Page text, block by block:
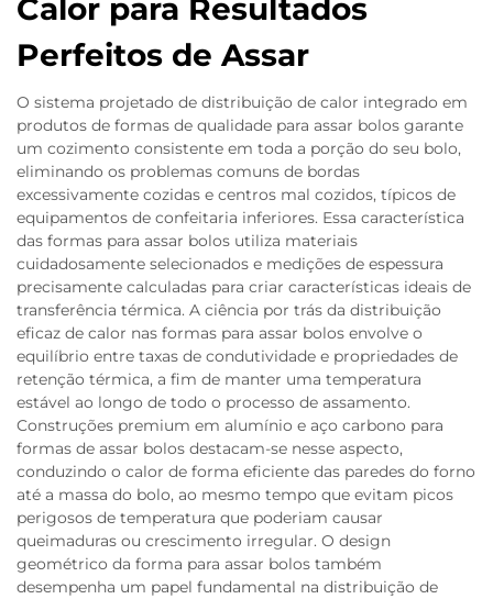
Calor para Resultados
Perfeitos de Assar
O sistema projetado de distribuição de calor integrado em
produtos de formas de qualidade para assar bolos garante
um cozimento consistente em toda a porção do seu bolo,
eliminando os problemas comuns de bordas
excessivamente cozidas e centros mal cozidos, típicos de
equipamentos de confeitaria inferiores. Essa característica
das formas para assar bolos utiliza materiais
cuidadosamente selecionados e medições de espessura
precisamente calculadas para criar características ideais de
transferência térmica. A ciência por trás da distribuição
eficaz de calor nas formas para assar bolos envolve o
equilíbrio entre taxas de condutividade e propriedades de
retenção térmica, a fim de manter uma temperatura
estável ao longo de todo o processo de assamento.
Construções premium em alumínio e aço carbono para
formas de assar bolos destacam-se nesse aspecto,
conduzindo o calor de forma eficiente das paredes do forno
até a massa do bolo, ao mesmo tempo que evitam picos
perigosos de temperatura que poderiam causar
queimaduras ou crescimento irregular. O design
geométrico da forma para assar bolos também
desempenha um papel fundamental na distribuição de